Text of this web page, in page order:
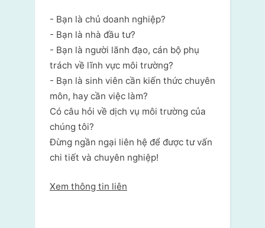
- Bạn là chủ doanh nghiệp?
- Bạn là nhà đầu tư?
- Bạn là người lãnh đạo, cán bộ phụ
trách về lĩnh vực môi trường?
- Bạn là sinh viên cần kiến thức chuyên
môn, hay cần việc làm?
Có câu hỏi về dịch vụ môi trường của
chúng tôi?
Đừng ngần ngại liên hệ để được tư vấn
chi tiết và chuyên nghiệp!
Xem thông tin liên